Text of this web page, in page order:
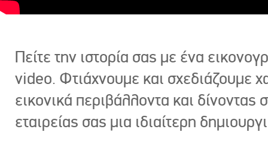
Πείτε την ιστορία σας με ένα
video. Φτιάχνουμε και σχεδιάζουμε
εικονικά περιβάλλοντα και δίνοντας
εταιρείας σας μια ιδιαίτερη